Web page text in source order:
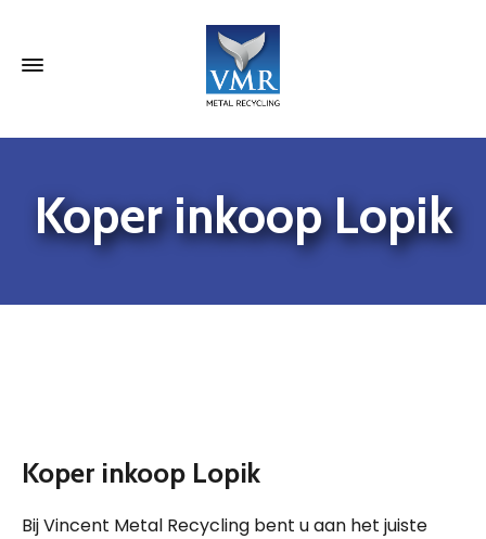
Koper inkoop Lopik
Koper inkoop Lopik
Bij Vincent Metal Recycling bent u aan het juiste